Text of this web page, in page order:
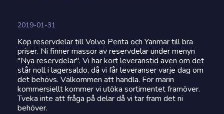
2019-01-31
Köp reservdelar till Volvo Penta och Yanmar till bra
priser. Ni finner massor av reservdelar under menyn
"Nya reservdelar". Vi har kort leveranstid även om det
står noll i lagersaldo, då vi får leveranser varje dag om
det behövs. Välkommen att handla. För marin
kommersiellt kommer vi utöka sortimentet framöver.
Tveka inte att fråga på delar då vi tar fram det ni
behöver.